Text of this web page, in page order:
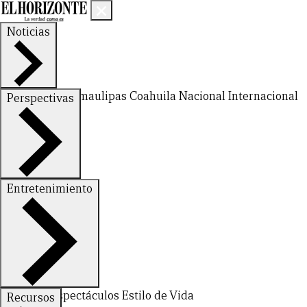
Noticias
Nuevo LeónTamaulipas Coahuila NacionalInternacional
Perspectivas
FinanzasOpinión
Entretenimiento
DeportesEspectáculos Estilo de Vida
Recursos
CERRAR
X